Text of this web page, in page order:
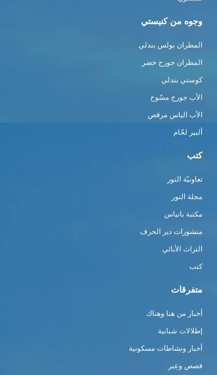
وجوه من كنيستي
المطران بولس بندلي
المطران جورج خضر
كوستي بندلي
الأب جورج مسّوح
الأب الياس مرقص
ألبير لحّام
كتب
تعاونيّة النور
مجلة النور
مكتبة بانياس
منشورات دير الحرف
التراث الأبائي
كتب
متفرقات
أخبار من هنا وهناك
إطلالات شبابية
أخبار ونشاطات مسكونية
قصص وعِبر